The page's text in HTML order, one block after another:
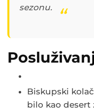
sezonu.
Biskupski
bilo kao desert